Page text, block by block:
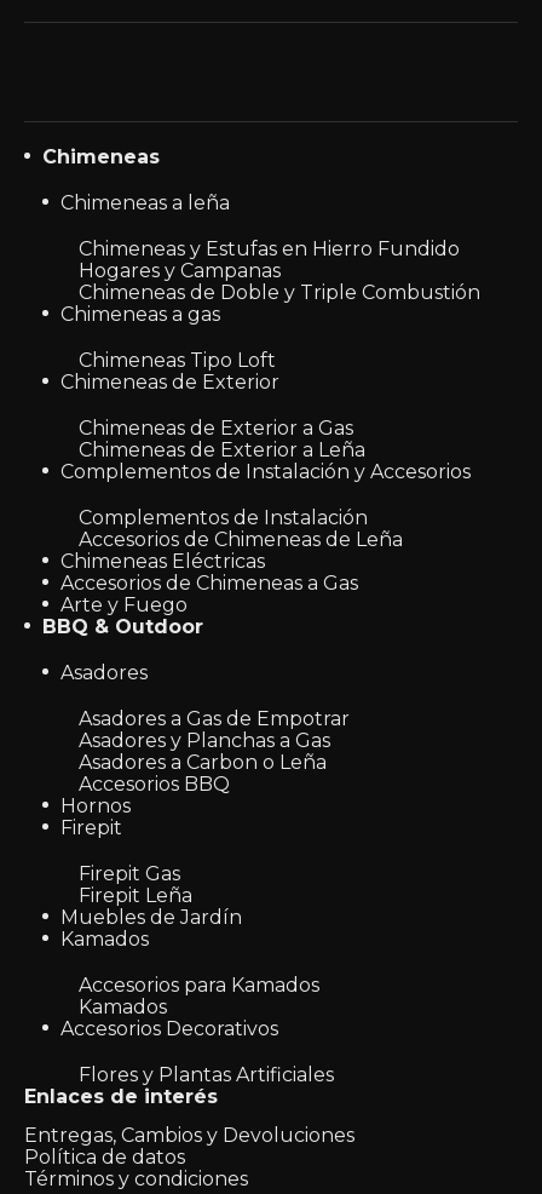
Chimeneas
Chimeneas a leña
Chimeneas y Estufas en Hierro Fundido
Hogares y Campanas
Chimeneas de Doble y Triple Combustión
Chimeneas a gas
Chimeneas Tipo Loft
Chimeneas de Exterior
Chimeneas de Exterior a Gas
Chimeneas de Exterior a Leña
Complementos de Instalación y Accesorios
Complementos de Instalación
Accesorios de Chimeneas de Leña
Chimeneas Eléctricas
Accesorios de Chimeneas a Gas
Arte y Fuego
BBQ & Outdoor
Asadores
Asadores a Gas de Empotrar
Asadores y Planchas a Gas
Asadores a Carbon o Leña
Accesorios BBQ
Hornos
Firepit
Firepit Gas
Firepit Leña
Muebles de Jardín
Kamados
Accesorios para Kamados
Kamados
Accesorios Decorativos
Flores y Plantas Artificiales
Enlaces de interés
Entregas, Cambios y Devoluciones
Política de datos
Términos y condiciones